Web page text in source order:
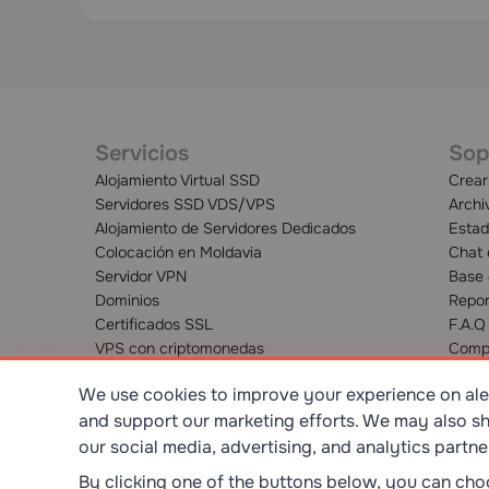
Servicios
Alojamiento Virtual SSD
Servidores SSD VDS/VPS
Alojamiento de Servidores Dedicados
Colocación en Moldavia
Servidor VPN
Dominios
Certificados SSL
VPS con criptomonedas
Chat
F.A.Q
SR EN ISO/IEC 27001:2023
STANDART
We use cookies to improve your experience on
and support our marketing efforts. We may also
our social media, advertising, and analytics
By clicking one of the buttons below, you can